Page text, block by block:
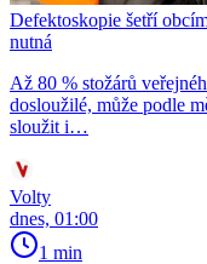
Defektoskopie šetří
nutná
Až 80 % stožárů
dosloužilé, může podle
sloužit i…
Volty
dnes, 01:00
1 min